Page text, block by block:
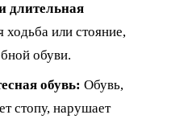
длительная
ходьба или стояние,
обуви.
обувь: Обувь,
стопу, нарушает